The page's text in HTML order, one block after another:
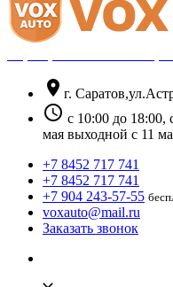
location_on г.
schedule с 10:00 до 18:00,
мая выходной с 11
+7 8452 717 741
+7 8452 717 741
+7 904 243-57-55
voxauto@mail.ru
Заказать звонок